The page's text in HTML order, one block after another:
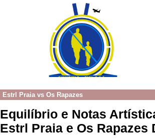
Estrl Praiavs Os Rapazes
Equilíbrio e Notas
Estrl Praia e Os Rapazes